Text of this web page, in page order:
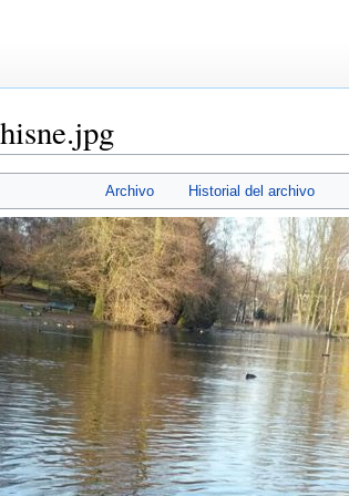
Archivo Historial del archivo